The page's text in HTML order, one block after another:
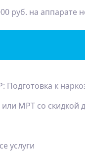
руб. на
к
МРТ со скидкой
услуги